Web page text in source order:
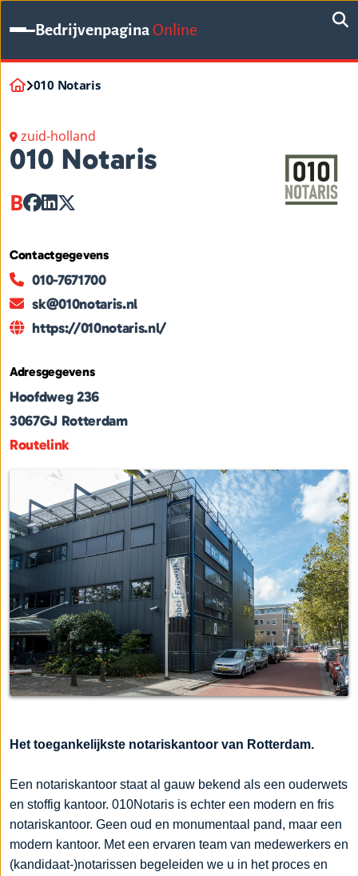
BedrijvenpaginaOnline
010 Notaris
zuid-holland
010 Notaris
B
Contactgegevens
010-7671700
sk@010notaris.nl
https://010notaris.nl/
Adresgegevens
Hoofdweg 236
3067GJ Rotterdam
Routelink
Het toegankelijkste notariskantoor van Rotterdam.
Een notariskantoor staat al gauw bekend als een ouderwets
en stoffig kantoor. 010Notaris is echter een modern en fris
notariskantoor. Geen oud en monumentaal pand, maar een
modern kantoor. Met een ervaren team van medewerkers en
(kandidaat-)notarissen begeleiden we u in het proces en